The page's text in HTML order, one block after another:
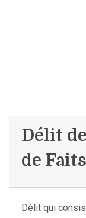
Délit
de
Délit qui